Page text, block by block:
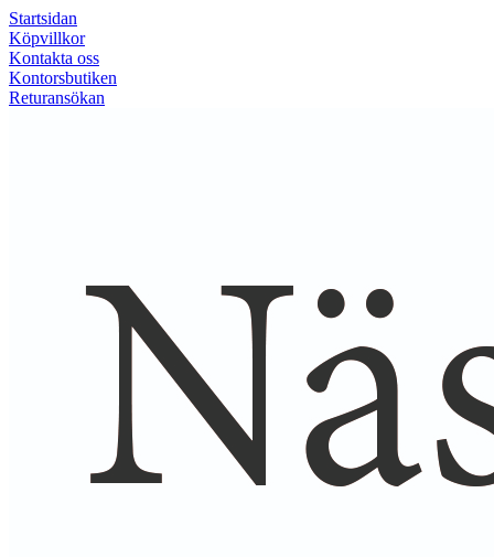
Startsidan
Köpvillkor
Kontakta oss
Kontorsbutiken
Returansökan